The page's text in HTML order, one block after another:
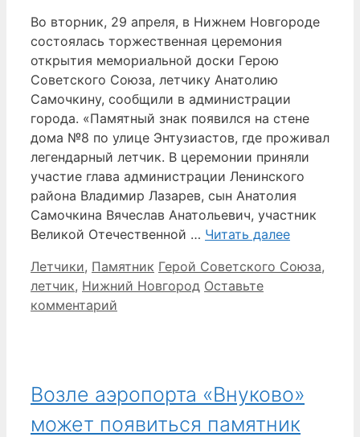
Во вторник, 29 апреля, в Нижнем Новгороде
состоялась торжественная церемония
открытия мемориальной доски Герою
Советского Союза, летчику Анатолию
Самочкину, сообщили в администрации
города. «Памятный знак появился на стене
дома №8 по улице Энтузиастов, где проживал
легендарный летчик. В церемонии приняли
участие глава администрации Ленинского
района Владимир Лазарев, сын Анатолия
Самочкина Вячеслав Анатольевич, участник
Великой Отечественной … Читать далее
Рубрики
Летчики, Памятник Метки
Герой Советского Союза,
летчик, Нижний Новгород Оставьте
комментарий
Возле аэропорта «Внуково»
может появиться памятник